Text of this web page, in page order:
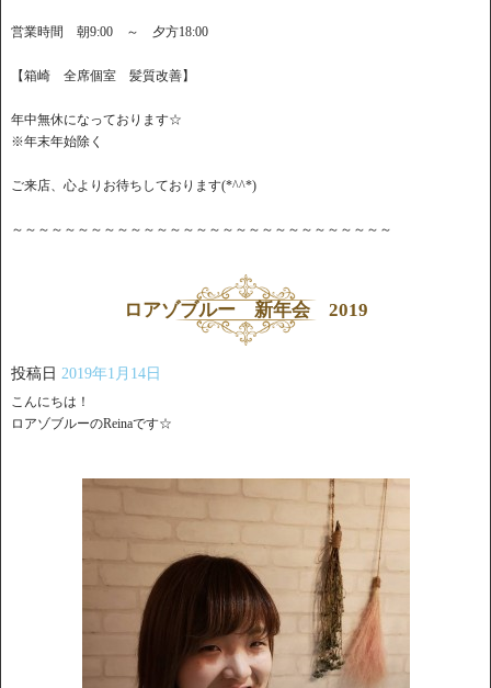
営業時間 朝9:00 ～ 夕方18:00
【箱崎 全席個室 髪質改善】
年中無休になっております☆
※年末年始除く
ご来店、心よりお待ちしております(*^^*)
～～～～～～～～～～～～～～～～～～～～～～～～～～～～～
ロアゾブルー 新年会 2019
投稿日 2019年1月14日
こんにちは！
ロアゾブルーのReinaです☆